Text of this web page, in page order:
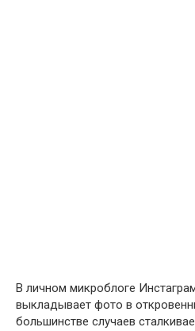
В личном микроблоге
выкладывает фото в
большинстве случаев